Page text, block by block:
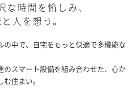
な時間を愉しみ、
人を想う。
の中で、自宅をもっと快適で多機能な
のスマート設備を組み合わせた、心か
住まい。